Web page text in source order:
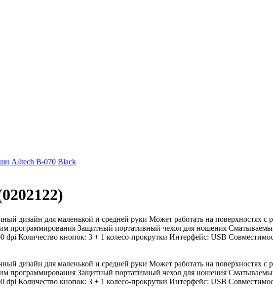
A4tech B-070 Black
дизайн для маленькой и средней руки Может работать на поверхностях
программирования Защитный портативный чехол для ношения
dpi Количество кнопок: 3 + 1 колесо-прокрутки Интерфейс: USB
дизайн для маленькой и средней руки Может работать на поверхностях
программирования Защитный портативный чехол для ношения
dpi Количество кнопок: 3 + 1 колесо-прокрутки Интерфейс: USB